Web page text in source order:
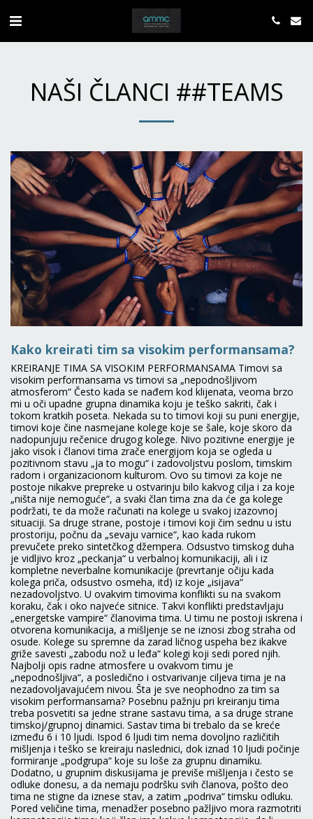
NAŠI ČLANCI ##TEAMS
Kako kreirati tim sa visokim performansama?
KREIRANJE TIMA SA VISOKIM PERFORMANSAMA Timovi sa
visokim performansama vs timovi sa „nepodnošljivom
atmosferom“ Često kada se nađem kod klijenata, veoma brzo
mi u oči upadne grupna dinamika koju je teško sakriti, čak i
tokom kratkih poseta. Nekada su to timovi koji su puni energije,
timovi koje čine nasmejane kolege koje se šale, koje skoro da
nadopunjuju rečenice drugog kolege. Nivo pozitivne energije je
jako visok i članovi tima zrače energijom koja se ogleda u
pozitivnom stavu „ja to mogu“ i zadovoljstvu poslom, timskim
radom i organizacionom kulturom. Ovo su timovi za koje ne
postoje nikakve prepreke u ostvarinju bilo kakvog cilja i za koje
„ništa nije nemoguće“, a svaki član tima zna da će ga kolege
podržati, te da može računati na kolege u svakoj izazovnoj
situaciji. Sa druge strane, postoje i timovi koji čim sednu u istu
prostoriju, počnu da „sevaju varnice“, kao kada rukom
prevučete preko sintetčkog džempera. Odsustvo timskog duha
je vidljivo kroz „peckanja“ u verbalnoj komunikaciji, ali i iz
kompletne neverbalne komunikacije (prevrtanje očiju kada
kolega priča, odsustvo osmeha, itd) iz koje „isijava“
nezadovoljstvo. U ovakvim timovima konflikti su na svakom
koraku, čak i oko najveće sitnice. Takvi konflikti predstavljaju
„energetske vampire“ članovima tima. U timu ne postoji iskrena i
otvorena komunikacija, a mišljenje se ne iznosi zbog straha od
osude. Kolege su spremne da zarad ličnog uspeha bez ikakve
griže savesti „zabodu nož u leđa“ kolegi koji sedi pored njih.
Najbolji opis radne atmosfere u ovakvom timu je
„nepodnošljiva“, a posledično i ostvarivanje ciljeva tima je na
nezadovoljavajućem nivou. Šta je sve neophodno za tim sa
visokim performansama? Posebnu pažnju pri kreiranju tima
treba posvetiti sa jedne strane sastavu tima, a sa druge strane
timskoj/grupnoj dinamici. Sastav tima bi trebalo da se kreće
između 6 i 10 ljudi. Ispod 6 ljudi tim nema dovoljno različitih
mišljenja i teško se kreiraju naslednici, dok iznad 10 ljudi počinje
formiranje „podgrupa“ koje su loše za grupnu dinamiku.
Dodatno, u grupnim diskusijama je previše mišljenja i često se
odluke donesu, a da nemaju podršku svih članova, pošto deo
tima ne stigne da iznese stav, a zatim „podriva“ timsku odluku.
Pored veličine tima, menadžer posebno pažljivo mora razmotriti